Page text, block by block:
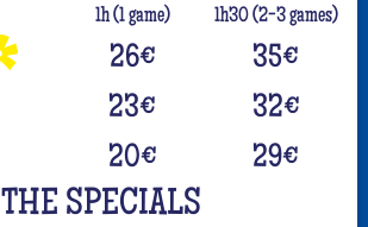
1h (1 game) 1h30 (2-3 games)
26€ 35€
23€ 32€
20€ 29€
THE SPECIALS